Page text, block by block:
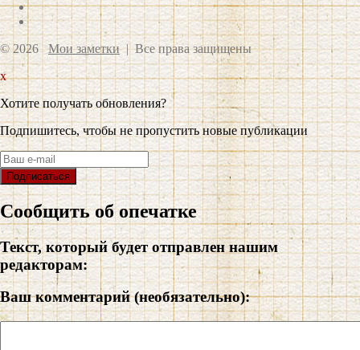
© 2026 Мои заметки| Все права защищены
x
Хотите получать обновления?
Подпишитесь, чтобы не пропустить новые публикации
Сообщить об опечатке
Текст, который будет отправлен нашим
редакторам:
Ваш комментарий (необязательно):